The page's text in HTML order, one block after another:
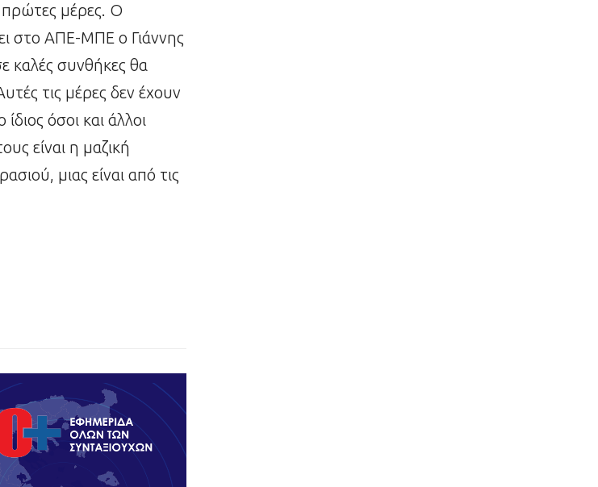
πρώτες μέρες. Ο
στο ΑΠΕ-ΜΠΕ ο Γιάννης
καλές συνθήκες θα
τις μέρες δεν έχουν
όσοι και άλλοι
είναι η μαζική
μιας είναι από τις